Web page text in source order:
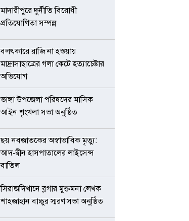
মাদারীপুরে দুর্নীতি বিরোধী
প্রতিযোগিতা সম্পন্ন
বলৎকারে রাজি না হওয়ায়
মাদ্রাসাছাত্রের গলা কেটে হত্যাচেষ্টার
অভিযোগ
ভাঙ্গা উপজেলা পরিষদের মাসিক
আইন শৃংখলা সভা অনুষ্ঠিত
ছয় নবজাতকের অস্বাভাবিক মৃত্যু:
আদ-দ্বীন হাসপাতালের লাইসেন্স
বাতিল
সিরাজদিখানে ব্লগার মুক্তমনা লেখক
শাহজাহান বাচ্চুর স্মরণ সভা অনুষ্ঠিত